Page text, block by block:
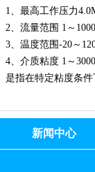
1、最高工作压力
2、流量范围 1～
3、温度范围-20～
4、介质粘度 1～
是指在特定粘度条
新闻中心